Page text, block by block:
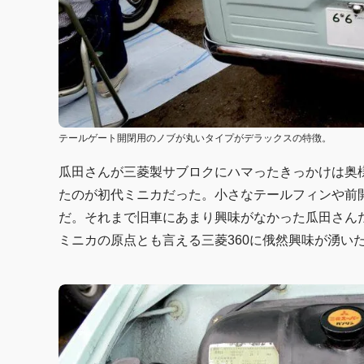
テールゲート開閉用のノブが丸いタイプがデラックスの特徴。
瓜田さんが三菱製サブロクにハマったきっかけは
たのが初代ミニカだった。小さなテールフィンや
だ。それまで旧車にあまり興味がなかった瓜田さ
ミニカの原点とも言える三菱360に俄然興味が湧い